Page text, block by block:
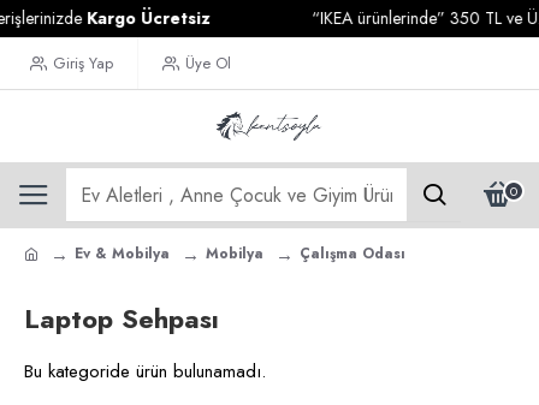
Kargo Ücretsiz “IKEA ürünlerinde” 350 TL ve
Giriş Yap Üye Ol
0
Ev & Mobilya Mobilya Çalışma Odası
Laptop Sehpası
Bu kategoride ürün bulunamadı.